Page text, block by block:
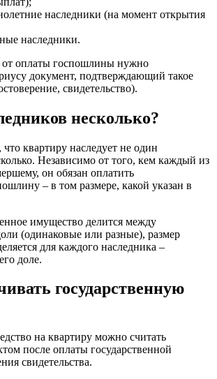
наследники (на момент открытия
наследники.
от оплаты госпошлины нужно
документ, подтверждающий такое
свидетельство).
несколько?
что квартиру наследует не один
Независимо от того, кем каждый из
он обязан оплатить
– в том размере, какой указан в
имущество делится между
(одинаковые или разные), размер
для каждого наследника –
доле.
государственную
на квартиру можно считать
после оплаты государственной
свидетельства.